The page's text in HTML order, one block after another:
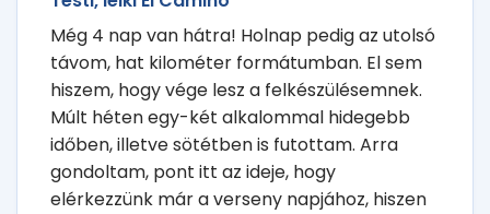
Még 4 nap van hátra! Holnap pedig az utolsó
távom, hat kilométer formátumban. El sem
hiszem, hogy vége lesz a felkészülésemnek.
Múlt héten egy-két alkalommal hidegebb
időben, illetve sötétben is futottam. Arra
gondoltam, pont itt az ideje, hogy
elérkezzünk már a verseny napjához, hiszen